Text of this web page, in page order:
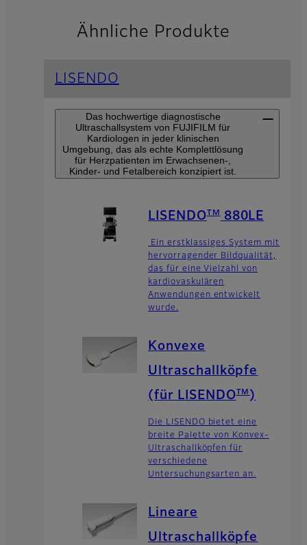
Ähnliche Produkte
LISENDO
Das hochwertige diagnostische
Ultraschallsystem von FUJIFILM für
Kardiologen in jeder klinischen
Umgebung, das als echte Komplettlösung
für Herzpatienten im Erwachsenen-,
Kinder- und Fetalbereich konzipiert ist.
LISENDO TM 880LE
Ein erstklassiges System mit
hervorragender Bildqualität,
das für eine Vielzahl von
kardiovaskulären
Anwendungen entwickelt
wurde.
Konvexe
Ultraschallköpfe
(für LISENDO TM )
Die LISENDO bietet eine
breite Palette von Konvex-
Ultraschallköpfen für
verschiedene
Untersuchungsarten an.
Lineare
Ultraschallköpfe